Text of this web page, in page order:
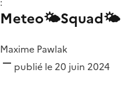
Meteo🌤️Squad🌤️
Maxime Pawlak
publié le 20 juin 2024